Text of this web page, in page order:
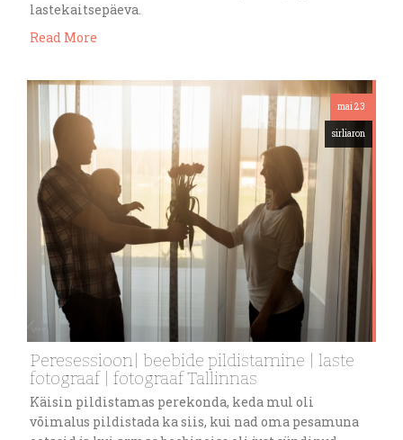
lastekaitsepäeva.
Read More
mai 23
sirliaron
Peresessioon| beebide pildistamine | laste
fotograaf | fotograaf Tallinnas
Käisin pildistamas perekonda, keda mul oli
võimalus pildistada ka siis, kui nad oma pesamuna